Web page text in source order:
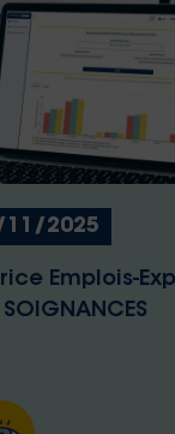
11/2025
Emplois-